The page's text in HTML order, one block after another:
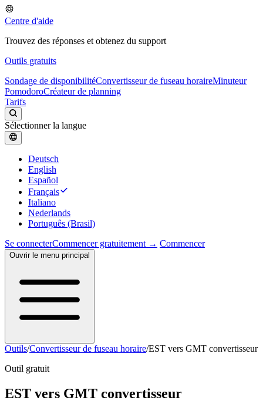
Centre d'aide
Trouvez des réponses et obtenez du support
Outils gratuits
Sondage de disponibilitéConvertisseur de fuseau horaireMinuteur
PomodoroCréateur de planning
Tarifs
Sélectionner la langue
Deutsch
English
Español
Français
Italiano
Nederlands
Português (Brasil)
Se connecterCommencer gratuitement → Commencer
Ouvrir le menu principal
Outils/Convertisseur de fuseau horaire/EST vers GMT convertisseur
Outil gratuit
EST vers GMT convertisseur